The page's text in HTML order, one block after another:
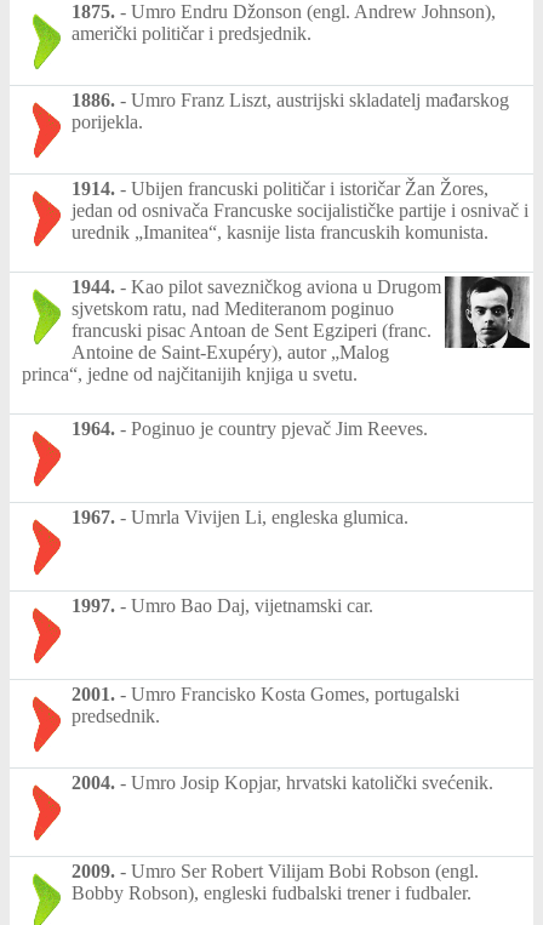
1875. - Umro Endru Džonson (engl. Andrew Johnson),
američki političar i predsjednik.
1886. - Umro Franz Liszt, austrijski skladatelj mađarskog
porijekla.
1914. - Ubijen francuski političar i istoričar Žan Žores,
jedan od osnivača Francuske socijalističke partije i osnivač i
urednik „Imanitea“, kasnije lista francuskih komunista.
1944. - Kao pilot savezničkog aviona u Drugom
sjvetskom ratu, nad Mediteranom poginuo
francuski pisac Antoan de Sent Egziperi (franc.
Antoine de Saint-Exupéry), autor „Malog
princa“, jedne od najčitanijih knjiga u svetu.
1964. - Poginuo je country pjevač Jim Reeves.
1967. - Umrla Vivijen Li, engleska glumica.
1997. - Umro Bao Daj, vijetnamski car.
2001. - Umro Francisko Kosta Gomes, portugalski
predsednik.
2004. - Umro Josip Kopjar, hrvatski katolički svećenik.
2009. - Umro Ser Robert Vilijam Bobi Robson (engl.
Bobby Robson), engleski fudbalski trener i fudbaler.